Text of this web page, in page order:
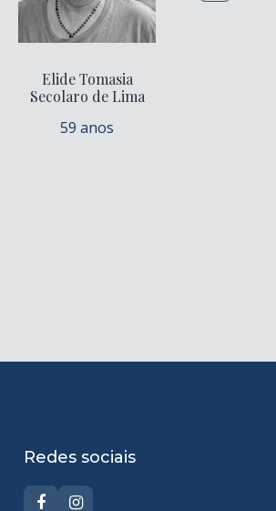
Elide Tomasia
Secolaro de Lima
59 anos
Redes sociais